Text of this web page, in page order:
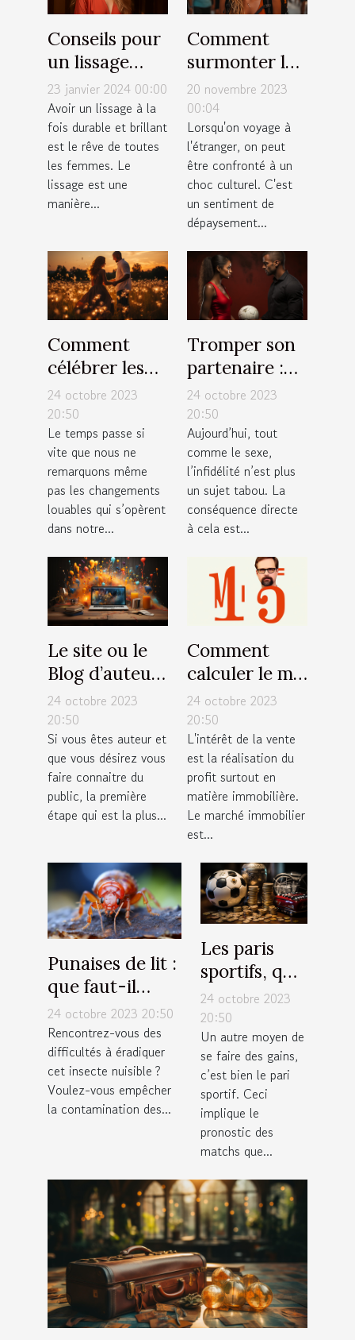
Conseils pour
un lissage
durable et
brillant : top
10 des astuces
23 janvier 2024 00:00
Avoir un lissage à la
fois durable et brillant
est le rêve de toutes
les femmes. Le
lissage est une
manière...
Comment
surmonter le
choc culturel
lors d'un
voyage
20 novembre 2023
00:04
Lorsqu'on voyage à
l'étranger, on peut
être confronté à un
choc culturel. C'est
un sentiment de
dépaysement...
Comment
célébrer les
moments
importants de
votre vie ?
24 octobre 2023
20:50
Le temps passe si
vite que nous ne
remarquons même
pas les changements
louables qui s’opèrent
dans notre...
Tromper son
partenaire :
est-ce la
meilleure
solution ?
24 octobre 2023
20:50
Aujourd’hui, tout
comme le sexe,
l’infidélité n’est plus
un sujet tabou. La
conséquence directe
à cela est...
Le site ou le
Blog d’auteur
: Comment
s’en occuper
pour une
large
visibilité ?
24 octobre 2023
20:50
Si vous êtes auteur et
que vous désirez vous
faire connaitre du
public, la première
étape qui est la plus...
Comment
calculer le m²
?
24 octobre 2023
20:50
L'intérêt de la vente
est la réalisation du
profit surtout en
matière immobilière.
Le marché immobilier
est...
Punaises de lit :
que faut-il
savoir sur la
lutte
antiparasitaire ?
24 octobre 2023 20:50
Rencontrez-vous des
difficultés à éradiquer
cet insecte nuisible ?
Voulez-vous empêcher
la contamination des...
Les paris
sportifs, que
faut-il
savoir ?
24 octobre 2023
20:50
Un autre moyen de
se faire des gains,
c’est bien le pari
sportif. Ceci
implique le
pronostic des
matchs que...